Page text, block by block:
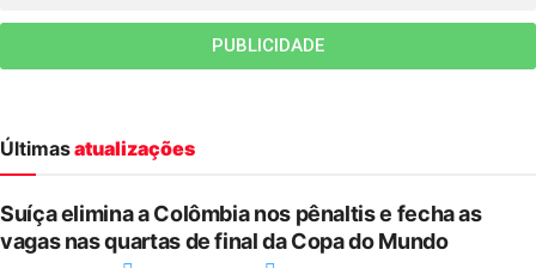
PUBLICIDADE
Últimasatualizações
Suíça elimina a Colômbia nos pênaltis e fecha as
vagas nas quartas de final da Copa do Mundo